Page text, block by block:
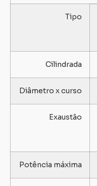
Tipo
Cilindrada
Diâmetro x curso
Exaustão
Potência máxima